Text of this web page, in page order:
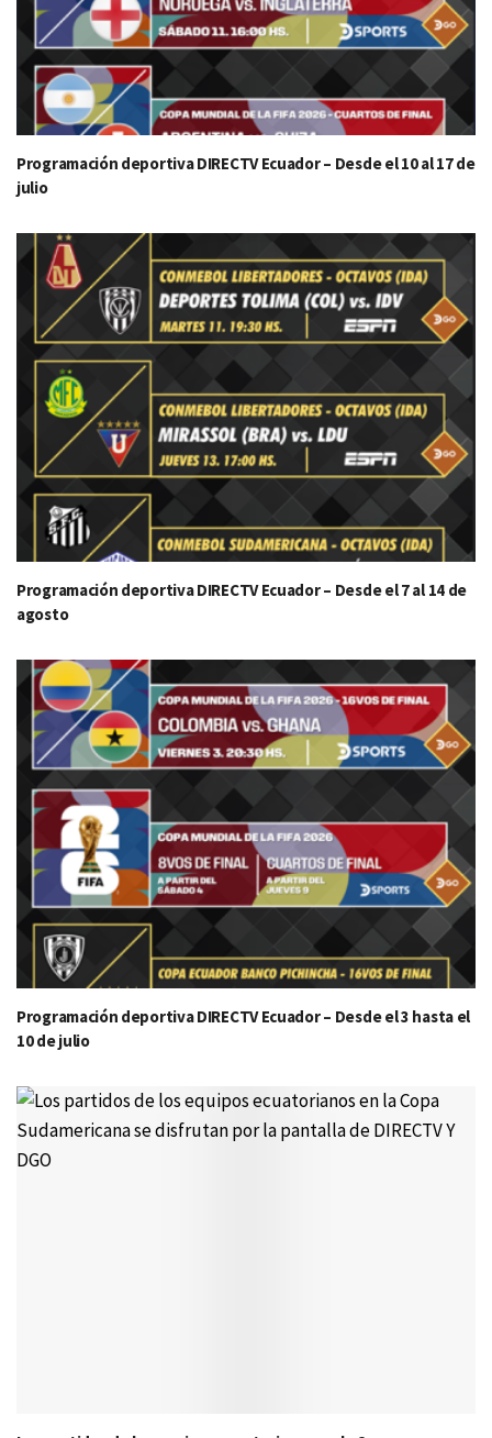
Programación deportiva DIRECTV Ecuador – Desde el 10 al 17 de
julio
Programación deportiva DIRECTV Ecuador – Desde el 7 al 14 de
agosto
Programación deportiva DIRECTV Ecuador – Desde el 3 hasta el
10 de julio